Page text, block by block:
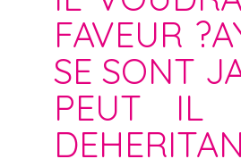
FAVEUR
SE SONT
PEUT IL